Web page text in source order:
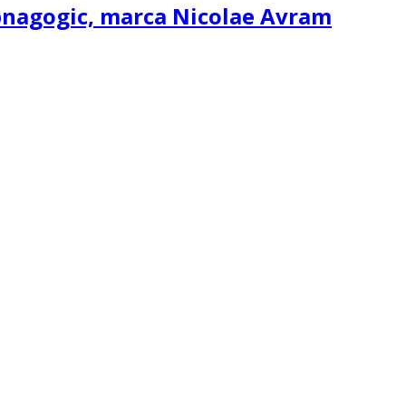
marca Nicolae Avram